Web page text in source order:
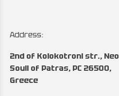
Address:
2nd of Kolokotroni str., Neo
Souli of Patras, PC 26500,
Greece